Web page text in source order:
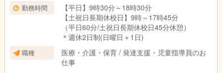
勤務時間
【平日】9時30分～18時30分
【土祝日長期休校日】9時～17時45分
（平日60分/土祝日長期休校日45分休憩）
＊週休2日制(日曜日＋1日)
職種
医療・介護・保育 / 発達支援・児童指導員のお
仕事